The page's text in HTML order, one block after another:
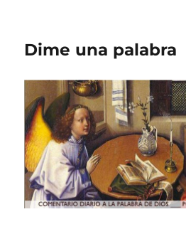
Dime una palabra